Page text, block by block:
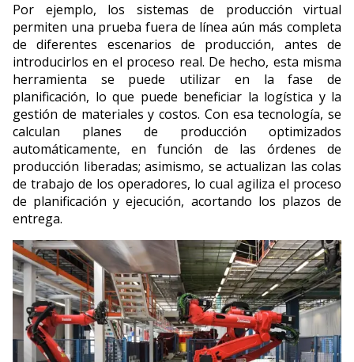
Por ejemplo, los sistemas de producción virtual
permiten una prueba fuera de línea aún más completa
de diferentes escenarios de producción, antes de
introducirlos en el proceso real. De hecho, esta misma
herramienta se puede utilizar en la fase de
planificación, lo que puede beneficiar la logística y la
gestión de materiales y costos. Con esa tecnología, se
calculan planes de producción optimizados
automáticamente, en función de las órdenes de
producción liberadas; asimismo, se actualizan las colas
de trabajo de los operadores, lo cual agiliza el proceso
de planificación y ejecución, acortando los plazos de
entrega.